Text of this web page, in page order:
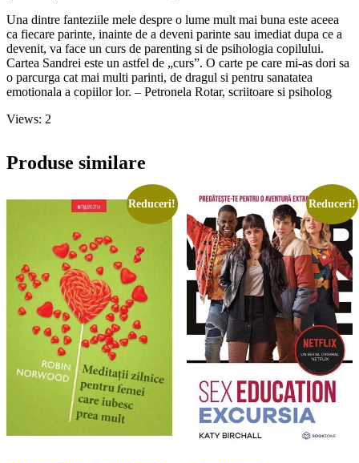
Una dintre fanteziile mele despre o lume mult mai buna este aceea
ca fiecare parinte, inainte de a deveni parinte sau imediat dupa ce a
devenit, va face un curs de parenting si de psihologia copilului.
Cartea Sandrei este un astfel de „curs”. O carte pe care mi-as dori sa
o parcurga cat mai multi parinti, de dragul si pentru sanatatea
emotionala a copiilor lor. – Petronela Rotar, scriitoare si psiholog
Views: 2
Produse similare
Reduceri! Reduceri!